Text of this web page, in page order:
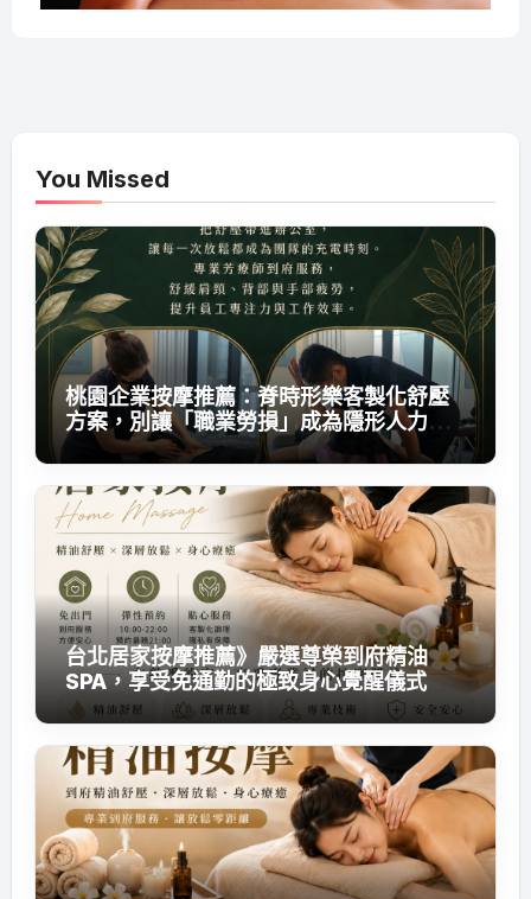
You Missed
桃園企業按摩推薦：脊時形樂客製化舒壓
方案，別讓「職業勞損」成為隱形人力成
本
台北居家按摩推薦》嚴選尊榮到府精油
SPA，享受免通勤的極致身心覺醒儀式